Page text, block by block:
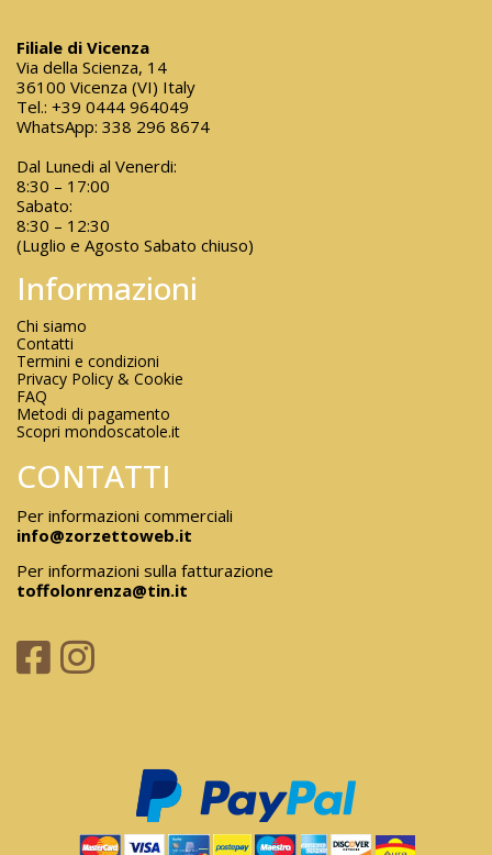
Filiale di Vicenza
Via della Scienza, 14
36100 Vicenza (VI) Italy
Tel.: +39 0444 964049
WhatsApp: 338 296 8674
Dal Lunedi al Venerdi:
8:30 – 17:00
Sabato:
8:30 – 12:30
(Luglio e Agosto Sabato chiuso)
Informazioni
Chi siamo
Contatti
Termini e condizioni
Privacy Policy & Cookie
FAQ
Metodi di pagamento
Scopri mondoscatole.it
CONTATTI
Per informazioni commerciali
info@zorzettoweb.it
Per informazioni sulla fatturazione
toffolonrenza@tin.it